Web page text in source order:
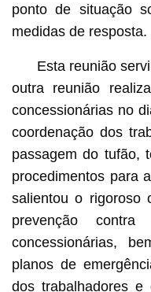
ponto de situação
medidas de resposta.
Esta reunião
outra reunião
concessionárias no
coordenação dos
passagem do tufão,
procedimentos para
salientou o rigoroso
prevenção
concessionárias,
planos de
dos trabalhadores e